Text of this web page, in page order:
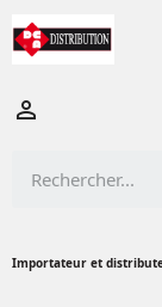

Importateur et